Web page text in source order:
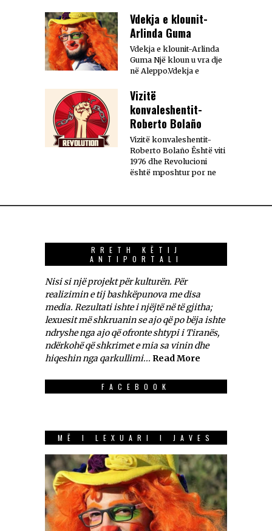
Vdekja e klounit-
Arlinda Guma
Vdekja e klounit-Arlinda
Guma Një kloun u vra dje
në Aleppo.Vdekja e
Vizitë
konvaleshentit-
Roberto Bolaño
Vizitë konvaleshentit-
Roberto Bolaño Është viti
1976 dhe Revolucioni
është mposhtur por ne
RRETH KËTIJ
ANTIPORTALI
Nisi si një projekt për kulturën. Për
realizimin e tij bashkëpunova me disa
media. Rezultati ishte i njëjtë në të gjitha;
lexuesit më shkruanin se ajo që po bëja ishte
ndryshe nga ajo që ofronte shtypi i Tiranës,
ndërkohë që shkrimet e mia sa vinin dhe
hiqeshin nga qarkullimi... Read More
FACEBOOK
MË I LEXUARI I JAVES